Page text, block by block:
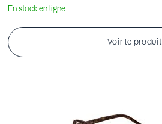
En stock en ligne
Voir le produit